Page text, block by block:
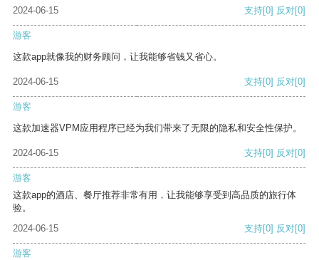
2024-06-15
支持[0] 反对[0]
游客
这款app就像我的财务顾问，让我能够省钱又省心。
2024-06-15 支持[0] 反对[0]
游客
这款加速器VPM应用程序已经为我们带来了无限的隐私和安全性保护。
2024-06-15 支持[0] 反对[0]
游客
这款app的酒店、餐厅推荐非常有用，让我能够享受到高品质的旅行体
验。
2024-06-15
支持[0] 反对[0]
游客